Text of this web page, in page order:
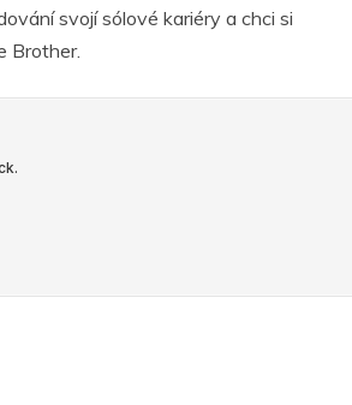
svojí sólové kariéry a chci si
Brother.